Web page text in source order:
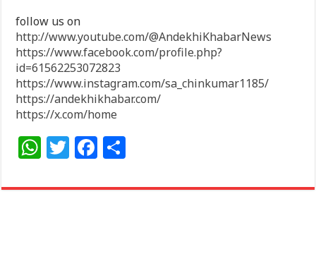
follow us on
http://www.youtube.com/@AndekhiKhabarNews
https://www.facebook.com/profile.php?
id=61562253072823
https://www.instagram.com/sa_chinkumar1185/
https://andekhikhabar.com/
https://x.com/home
W
at
T
itt
F
c ar